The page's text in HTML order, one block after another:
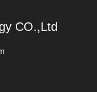
CO.,Ltd